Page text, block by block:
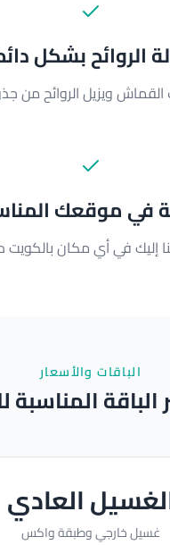
الروائح بشكل
القماش ويزيل الروائح من
في موقعك
إليك في أي مكان بالكويت
الباقات والأسعار
الباقة المناسبة
العادي
غسيل خارجي وطبقة واكس